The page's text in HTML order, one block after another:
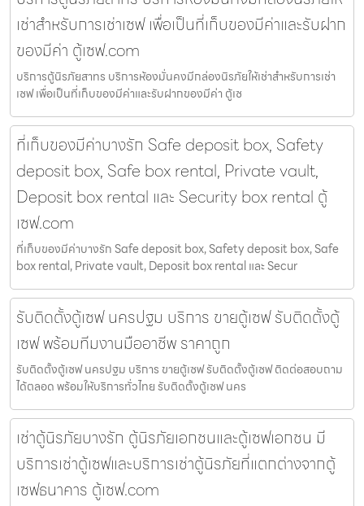
เช่าสำหรับการเช่าเซฟ เพื่อเป็นที่เก็บของมีค่าและรับฝาก
ของมีค่า ตู้เซฟ.com
บริการตู้นิรภัยสาทร บริการห้องมั่นคงมีกล่องนิรภัยให้เช่าสำหรับการเช่า
เซฟ เพื่อเป็นที่เก็บของมีค่าและรับฝากของมีค่า ตู้เซ
ที่เก็บของมีค่าบางรัก Safe deposit box, Safety
deposit box, Safe box rental, Private vault,
Deposit box rental และ Security box rental ตู้
เซฟ.com
ที่เก็บของมีค่าบางรัก Safe deposit box, Safety deposit box, Safe
box rental, Private vault, Deposit box rental และ Secur
รับติดตั้งตู้เซฟ นครปฐม บริการ ขายตู้เซฟ รับติดตั้งตู้
เซฟ พร้อมทีมงานมืออาชีพ ราคาถูก
รับติดตั้งตู้เซฟ นครปฐม บริการ ขายตู้เซฟ รับติดตั้งตู้เซฟ ติดต่อสอบถาม
ได้ตลอด พร้อมให้บริการทั่วไทย รับติดตั้งตู้เซฟ นคร
เช่าตู้นิรภัยบางรัก ตู้นิรภัยเอกชนและตู้เซฟเอกชน มี
บริการเช่าตู้เซฟและบริการเช่าตู้นิรภัยที่แตกต่างจากตู้
เซฟธนาคาร ตู้เซฟ.com